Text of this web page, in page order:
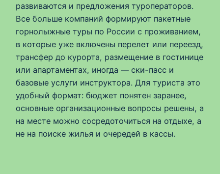
развиваются и предложения туроператоров.
Все больше компаний формируют пакетные
горнолыжные туры по России с проживанием,
в которые уже включены перелет или переезд,
трансфер до курорта, размещение в гостинице
или апартаментах, иногда — ски-пасс и
базовые услуги инструктора. Для туриста это
удобный формат: бюджет понятен заранее,
основные организационные вопросы решены, а
на месте можно сосредоточиться на отдыхе, а
не на поиске жилья и очередей в кассы.